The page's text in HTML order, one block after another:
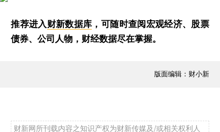
推荐进入财新数据库 ，可随时查阅宏观经济、股票
债券、公司人物，财经数据尽在掌握。
版面编辑：财小新
财新网所刊载内容之知识产权为财新传媒及/或相关权利人